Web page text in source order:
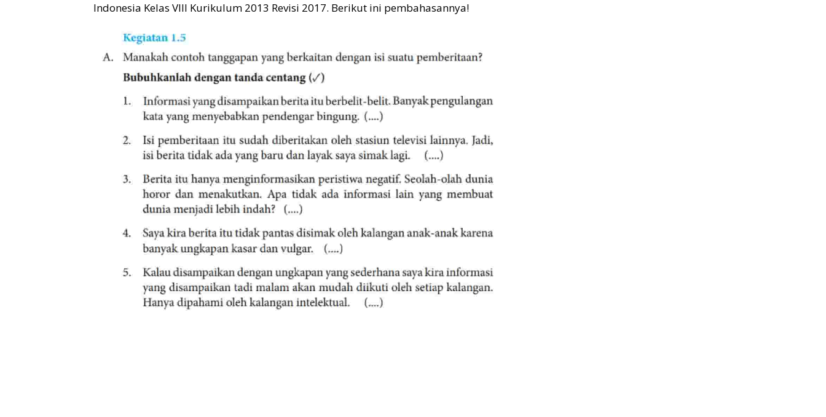
Indonesia Kelas VIII Kurikulum 2013 Revisi 2017. Berikut ini pembahasannya!